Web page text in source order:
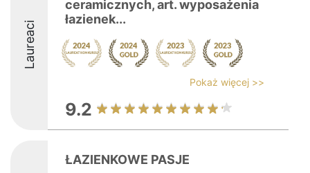
Laureaci
ceramicznych, art. wyposażenia
łazienek...
Pokaż więcej >>
9.2
ŁAZIENKOWE PASJE